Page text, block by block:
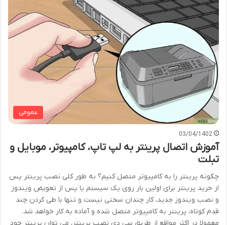
عمومی
03/04/1402
آموزش اتصال پرینتر به لپ تاپ، کامپیوتر، موبایل و
تبلت
چگونه پرینتر را به کامپیوتر متصل کنیم؟ به طور کلی نصب پرینتر پس
از خرید پرینتر برای اولین بار روی یک سیستم یا پس از تعویض ویندوز
و نصب ویندوز جدید، کار چندان سختی نیست و تنها با طی کردن چند
قدم کوتاه، پرینتر به کامپیوتر متصل شده و آماده به کار خواهد شد.
معمولا در اکثر مواقع از طریق سی دی نصب پرینتر، می توان پرینتر خود